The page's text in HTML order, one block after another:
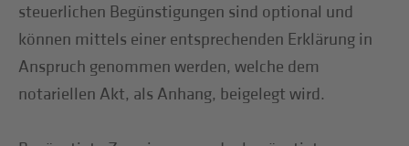
steuerlichen Begünstigungen sind optional und
können mittels einer entsprechenden Erklärung in
Anspruch genommen werden, welche dem
notariellen Akt, als Anhang, beigelegt wird.